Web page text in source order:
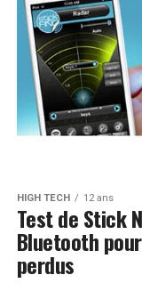
HIGH TECH 12 ans
Test de Stick
Bluetooth
perdus